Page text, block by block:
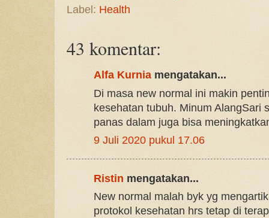
Label: Health
43 komentar:
Alfa Kurnia mengatakan...
Di masa new normal ini makin
kesehatan tubuh. Minum AlangSari
panas dalam juga bisa
9 Juli 2020 pukul 17.06
Ristin mengatakan...
New normal malah byk yg
protokol kesehatan hrs tetap di